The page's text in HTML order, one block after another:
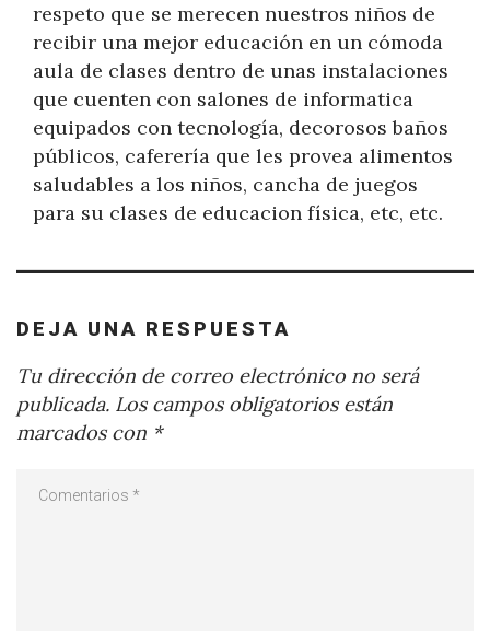
respeto que se merecen nuestros niños de
recibir una mejor educación en un cómoda
aula de clases dentro de unas instalaciones
que cuenten con salones de informatica
equipados con tecnología, decorosos baños
públicos, caferería que les provea alimentos
saludables a los niños, cancha de juegos
para su clases de educacion física, etc, etc.
DEJA UNA RESPUESTA
Tu dirección de correo electrónico no será
publicada. Los campos obligatorios están
marcados con *